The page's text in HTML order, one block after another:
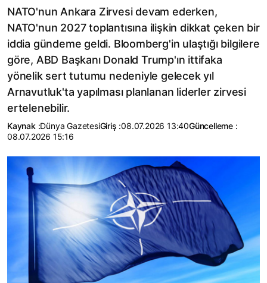
NATO'nun Ankara Zirvesi devam ederken,
NATO'nun 2027 toplantısına ilişkin dikkat çeken bir
iddia gündeme geldi. Bloomberg'in ulaştığı bilgilere
göre, ABD Başkanı Donald Trump'ın ittifaka
yönelik sert tutumu nedeniyle gelecek yıl
Arnavutluk'ta yapılması planlanan liderler zirvesi
ertelenebilir.
Kaynak :Dünya GazetesiGiriş :08.07.2026 13:40Güncelleme :
08.07.2026 15:16